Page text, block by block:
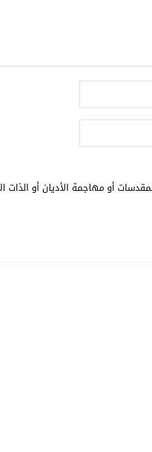
أو مهاجمة الأديان أو الذات